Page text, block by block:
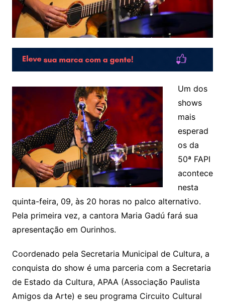
Um dos
shows
mais
esperad
os da
50ª FAPI
acontece
nesta
quinta-feira, 09, às 20 horas no palco alternativo.
Pela primeira vez, a cantora Maria Gadú fará sua
apresentação em Ourinhos.
Coordenado pela Secretaria Municipal de Cultura, a
conquista do show é uma parceria com a Secretaria
de Estado da Cultura, APAA (Associação Paulista
Amigos da Arte) e seu programa Circuito Cultural